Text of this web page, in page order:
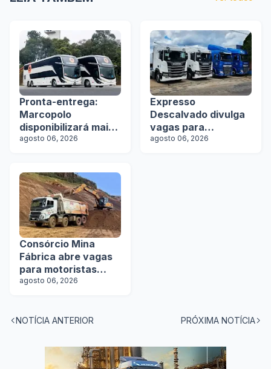
Pronta-entrega:
Marcopolo
disponibilizará mais
de 100 ônibus para
agosto 06, 2026
Expresso
Descalvado divulga
vagas para
motoristas
agosto 06, 2026
Consórcio Mina
Fábrica abre vagas
para motoristas
categoria D
agosto 06, 2026
NOTÍCIA ANTERIOR PRÓXIMA NOTÍCIA